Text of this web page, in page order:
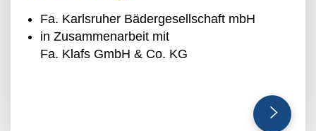
Fa. Karlsruher Bädergesellschaft mbH
in Zusammenarbeit mit
Fa. Klafs GmbH & Co. KG